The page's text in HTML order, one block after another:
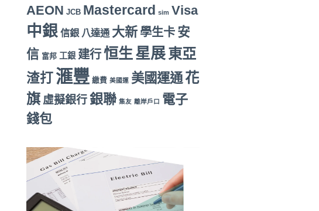
AEON JCB Mastercard sim Visa
中銀 信銀 八達通 大新 學生卡 安
信 富邦 工銀 建行恒生 星展東亞
渣打 滙豐 繳費 美國運 美國運通花
旗 虛擬銀行 銀聯 集友 離岸戶口 電子
錢包